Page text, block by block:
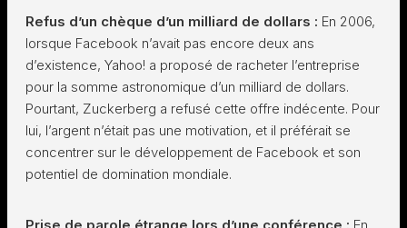
Refus d’un chèque d’un milliard de dollars : En 2006,
lorsque Facebook n’avait pas encore deux ans
d’existence, Yahoo! a proposé de racheter l’entreprise
pour la somme astronomique d’un milliard de dollars.
Pourtant, Zuckerberg a refusé cette offre indécente. Pour
lui, l’argent n’était pas une motivation, et il préférait se
concentrer sur le développement de Facebook et son
potentiel de domination mondiale.